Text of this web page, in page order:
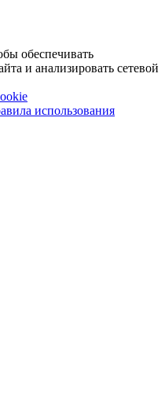
обеспечивать
и анализировать сетевой
использования